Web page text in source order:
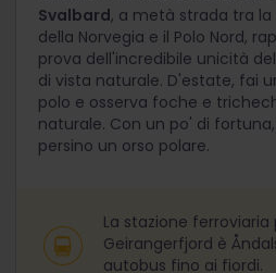
Svalbard, a metà strada tra
della Norvegia e il Polo Nord,
prova dell'incredibile unicità
di vista naturale. D'estate, fai
polo e osserva foche e
naturale. Con un po' di
persino un orso polare.
La stazione ferroviaria
Geirangerfjord è
autobus fino ai fiordi.